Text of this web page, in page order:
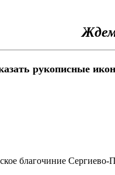
рукописные
благочиние